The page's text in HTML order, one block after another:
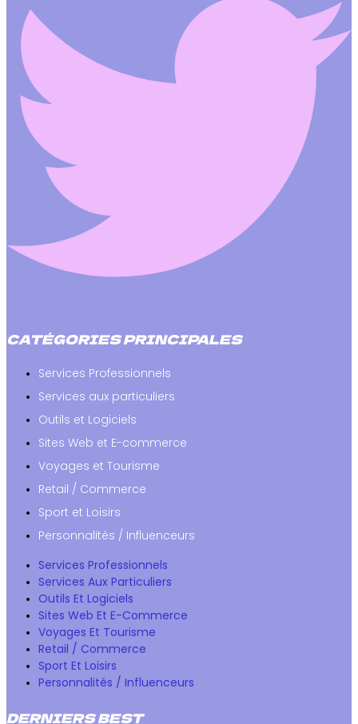
CATÉGORIES PRINCIPALES
Services Professionnels
Services aux particuliers
Outils et Logiciels
Sites Web et E-commerce
Voyages et Tourisme
Retail / Commerce
Sport et Loisirs
Personnalités / Influenceurs
Services Professionnels
Services Aux Particuliers
Outils Et Logiciels
Sites Web Et E-Commerce
Voyages Et Tourisme
Retail / Commerce
Sport Et Loisirs
Personnalités / Influenceurs
DERNIERS BEST